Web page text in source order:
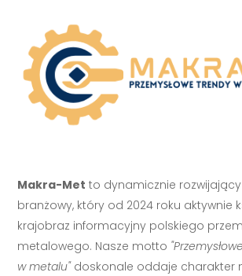
Makra-Met to dynamicznie
branżowy, który od 2024 roku aktywnie
krajobraz informacyjny polskiego
metalowego. Nasze motto
w metalu"doskonale oddaje charakter